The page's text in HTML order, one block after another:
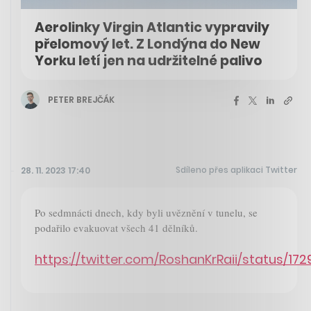
Aerolinky Virgin Atlantic vypravily
přelomový let. Z Londýna do New
Yorku letí jen na udržitelné palivo
PETER BREJČÁK
28. 11. 2023 17:40 Sdíleno přes aplikaci Twitter
Po sedmnácti dnech, kdy byli uvěznění v tunelu, se
podařilo evakuovat všech 41 dělníků.
https://twitter.com/RoshanKrRaii/status/